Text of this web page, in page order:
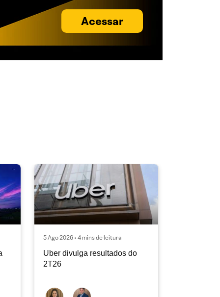
Acessar
5 Ago 2026 • 4 mins de leitura
Uber divulga resultados do
2T26